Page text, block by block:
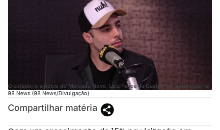
O curador e síndico do Mercado Novo, Luiz Felipe de Castro, em entrevista na
98 News (98 News/Divulgação)
Compartilhar matéria